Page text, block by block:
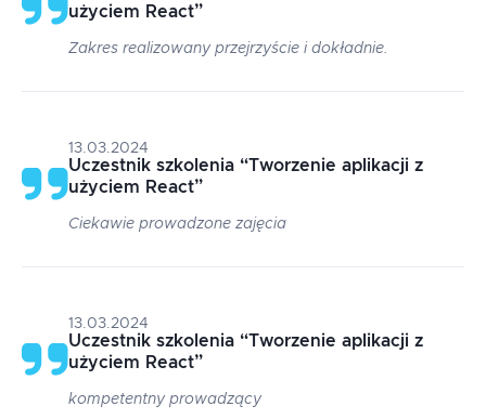
użyciem React”
Zakres realizowany przejrzyście i dokładnie.
13.03.2024
Uczestnik szkolenia “Tworzenie aplikacji z
użyciem React”
Ciekawie prowadzone zajęcia
13.03.2024
Uczestnik szkolenia “Tworzenie aplikacji z
użyciem React”
kompetentny prowadzący